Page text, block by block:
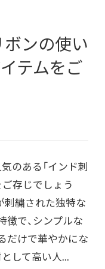
ンの使い
テムをご
のある「インド刺
ご存じでしょう
刺繍された独特な
徴で、シンプルな
だけで華やかにな
して高い人...